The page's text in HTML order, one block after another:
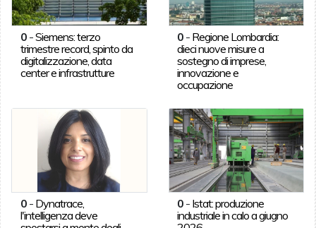
0-Siemens: terzo
trimestre record, spinto da
digitalizzazione, data
center e infrastrutture
0 - Regione Lombardia:
dieci nuove misure a
sostegno di imprese,
innovazione e
occupazione
0- Dynatrace,
l'intelligenza deve
0 - Istat: produzione
industriale in calo a giugno